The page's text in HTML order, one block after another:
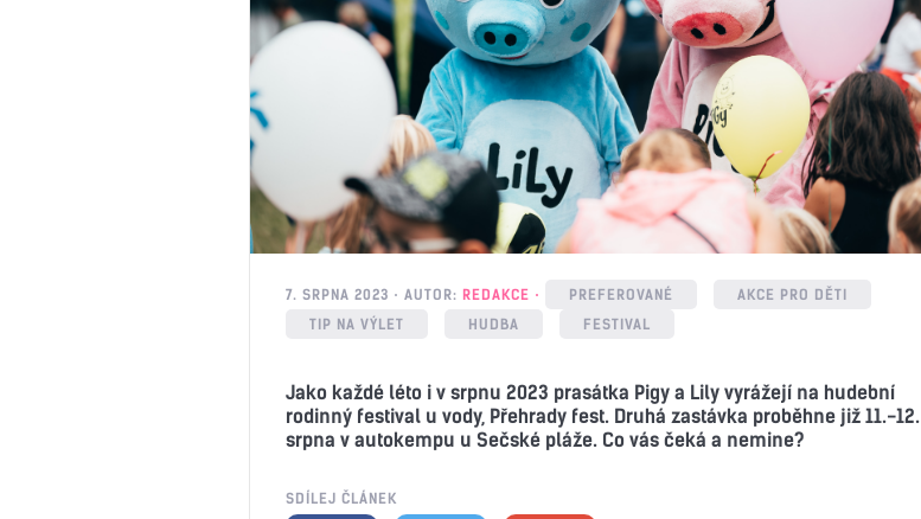
7. SRPNA 2023 AUTOR: REDAKCE PREFEROVANÉ
AKCE PRO DĚTI
TIP NA VÝLET
HUDBA FESTIVAL
Jako každé léto i v srpnu 2023 prasátka Pigy a Lily vyrážejí na hudební
rodinný festival u vody, Přehrady fest. Druhá zastávka proběhne již 11.-12.
srpna v autokempu u Sečské pláže. Co vás čeká a nemine?
SDÍLEJ ČLÁNEK